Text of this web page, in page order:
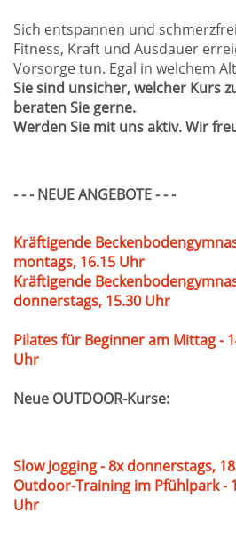
Sich entspannen und
Fitness, Kraft und Ausdauer
Vorsorge tun. Egal in welchem
Sie sind unsicher, welcher Kurs
beraten Sie gerne.
Werden Sie mit uns aktiv. Wir
- - - NEUE ANGEBOTE - - -
Kräftigende
montags, 16.15 Uhr
Kräftigende
donnerstags, 15.30 Uhr
Pilates für Beginner am Mittag -
Uhr
Neue OUTDOOR-Kurse:
Slow Jogging - 8x donnerstags,
Outdoor-Training im Pfühlpark -
Uhr